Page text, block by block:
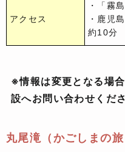
アクセス
・「霧
・鹿児
約10分
※情報は変更となる場
設へお問い合わせくださ
丸尾滝（かごしまの旅